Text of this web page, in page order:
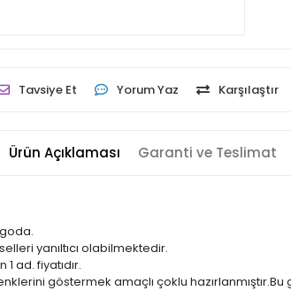
Tavsiye Et Yorum Yaz Karşılaştır
Ürün Açıklaması Garanti ve Teslimat
yanıltıcı olabilmektedir.
ad. fiyatıdır.
göstermek amaçlı çoklu